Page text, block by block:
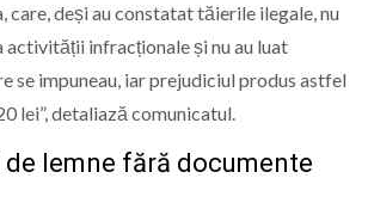
care, deși au constatat tăierile ilegale, nu
infracționale și nu au luat
se impuneau, iar prejudiciul produs astfel
lei”, detaliază comunicatul.
lemne fără documente